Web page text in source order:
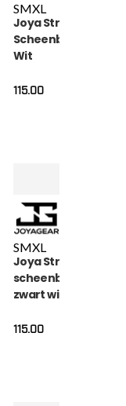
SMXL
Joya Strike
Scheenbeschermers
Wit
115.00
SMXL
Joya Strike
scheenbeschermers
zwart wit
115.00